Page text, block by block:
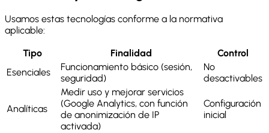
Usamos estas tecnologías conforme a la normativa
aplicable:
Tipo
Finalidad
Control
Esenciales
Funcionamiento básico (sesión,
seguridad)
No
desactivables
Analíticas
Medir uso y mejorar servicios
(Google Analytics, con función
de anonimización de IP
activada)
Configuración
inicial